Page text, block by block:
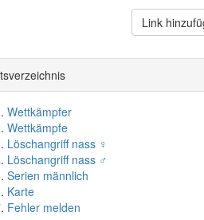
Link
Wettkämpfer
Wettkämpfe
Löschangriff nass ♀
Löschangriff nass ♂
Serien männlich
Karte
Fehler melden